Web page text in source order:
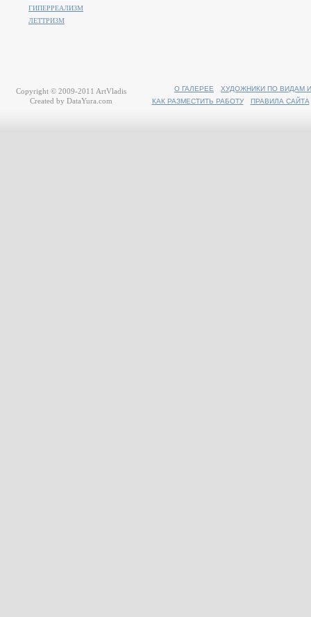
ГИПЕРРЕАЛИЗМ
ЛЕТТРИЗМ
О ГАЛЕРЕЕ
ХУДОЖНИКИ ПО ВИДАМ
КАК РАЗМЕСТИТЬ РАБОТУ
ПРАВИЛА САЙТА
Copyright © 2009-2011 ArtVladis
Created by DataYura.com